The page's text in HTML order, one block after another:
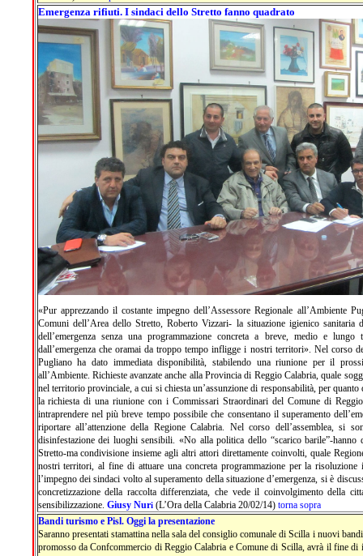
Emergenza rifiuti. I sindaci dello Stretto fanno quadrato
«Pur apprezzando il costante impegno dell’Assessore Regionale all’Ambiente
Comuni dell’Area dello Stretto, Roberto Vizzari- la situazione igienico
dell’emergenza senza una programmazione concreta a breve, medio e
dall’emergenza che oramai da troppo tempo infligge i nostri territori». Nel corso
Pugliano ha dato immediata disponibilità, stabilendo una riunione per il
all’Ambiente. Richieste avanzate anche alla Provincia di Reggio Calabria, quale
nel territorio provinciale, a cui si chiesta un’assunzione di responsabilità, per
la richiesta di una riunione con i Commissari Straordinari del Comune di
intraprendere nel più breve tempo possibile che consentano il superamento
riportare all’attenzione della Regione Calabria. Nel corso dell’assemblea, si
disinfestazione dei luoghi sensibili. «No alla politica dello “scarico barile”-
Stretto-ma condivisione insieme agli altri attori direttamente coinvolti, quale
nostri territori, al fine di attuare una concreta programmazione per la
l’impegno dei sindaci volto al superamento della situazione d’emergenza, si è
concretizzazione della raccolta differenziata, che vede il coinvolgimento della
sensibilizzazione. Giusy Nuri(L’Ora della Calabria 20/02/14) torna sopra
Bandi turismo e Pisl. Oggi la presentazione
Saranno presentati stamattina nella sala del consiglio comunale di Scilla i nuovi
promosso da Confcommercio di Reggio Calabria e Comune di Scilla, avrà il fine